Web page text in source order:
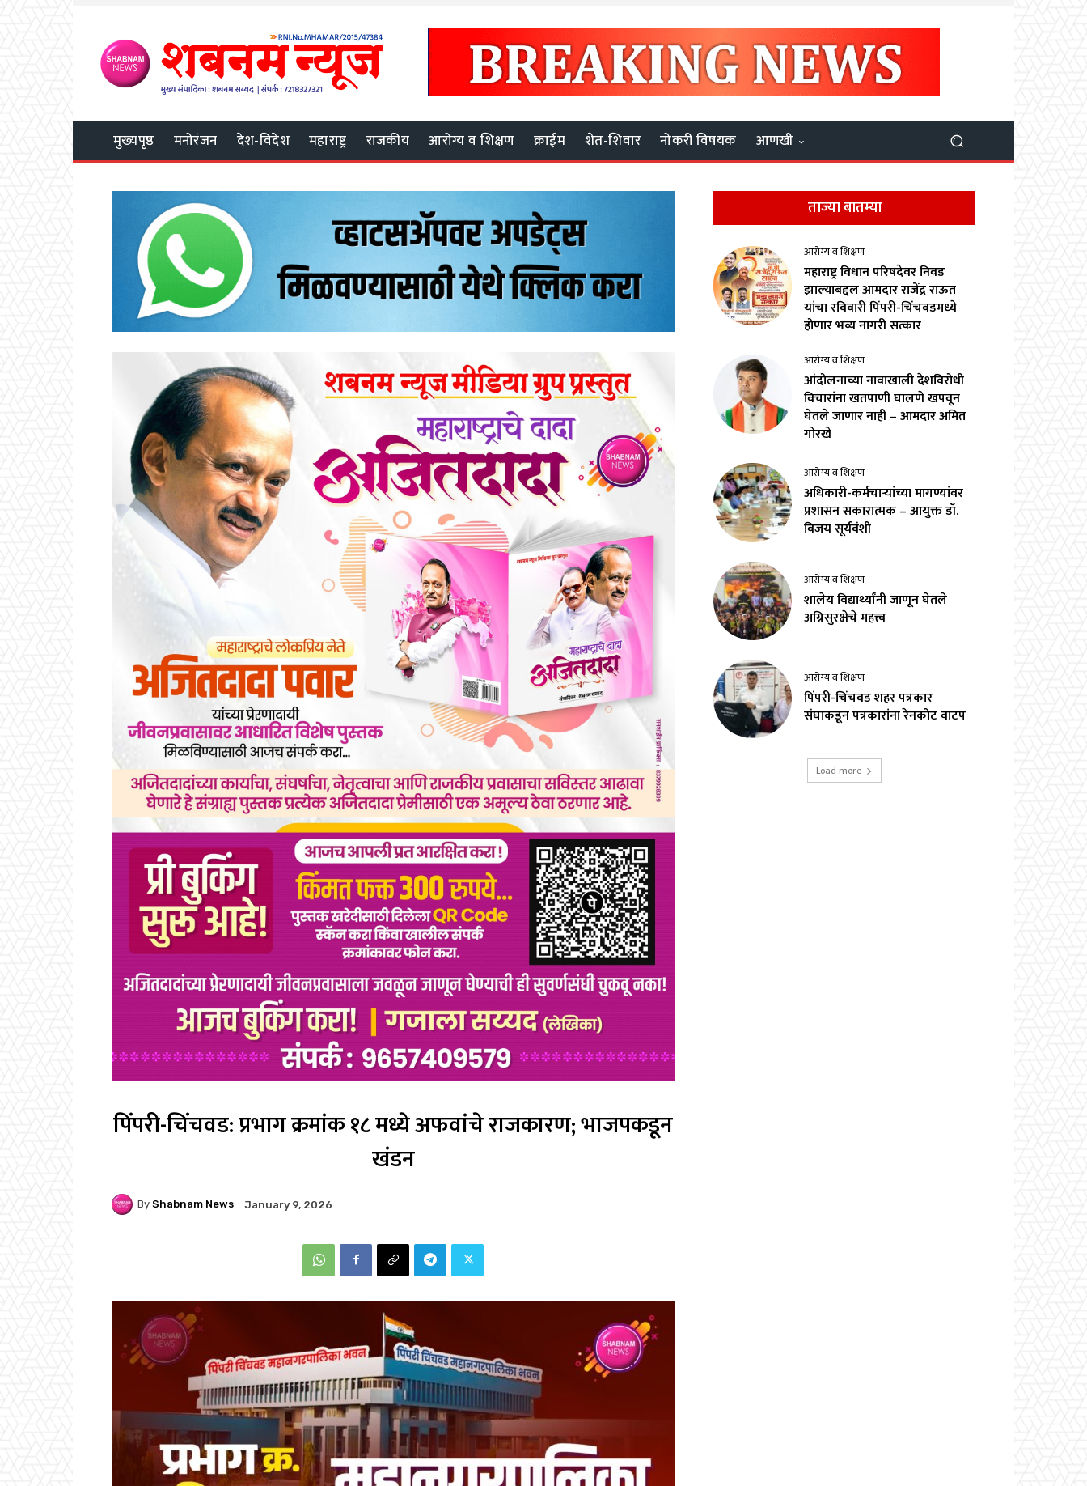
मुख्यपृष्ठ मनोरंजन देश-विदेश महाराष्ट्र राजकीय आरोग्य व शिक्षण क्राईम शेत-शिवार नोकरी विषयक आणखी
पिंपरी-चिंचवड: प्रभाग क्रमांक १८ मध्ये अफवांचे राजकारण; भाजपकडून
खंडन
By Shabnam News January 9, 2026
ताज्या बातम्या
आरोग्य व शिक्षण
महाराष्ट्र विधान परिषदेवर निवड
झाल्याबद्दल आमदार राजेंद्र राऊत
यांचा रविवारी पिंपरी-चिंचवडमध्ये
होणार भव्य नागरी सत्कार
आरोग्य व शिक्षण
आंदोलनाच्या नावाखाली देशविरोधी
विचारांना खतपाणी घालणे खपवून
घेतले जाणार नाही – आमदार अमित
गोरखे
आरोग्य व शिक्षण
अधिकारी-कर्मचाऱ्यांच्या मागण्यांवर
प्रशासन सकारात्मक – आयुक्त डॉ.
विजय सूर्यवंशी
आरोग्य व शिक्षण
शालेय विद्यार्थ्यांनी जाणून घेतले
अग्निसुरक्षेचे महत्त्व
आरोग्य व शिक्षण
पिंपरी-चिंचवड शहर पत्रकार
संघाकडून पत्रकारांना रेनकोट वाटप
Load more